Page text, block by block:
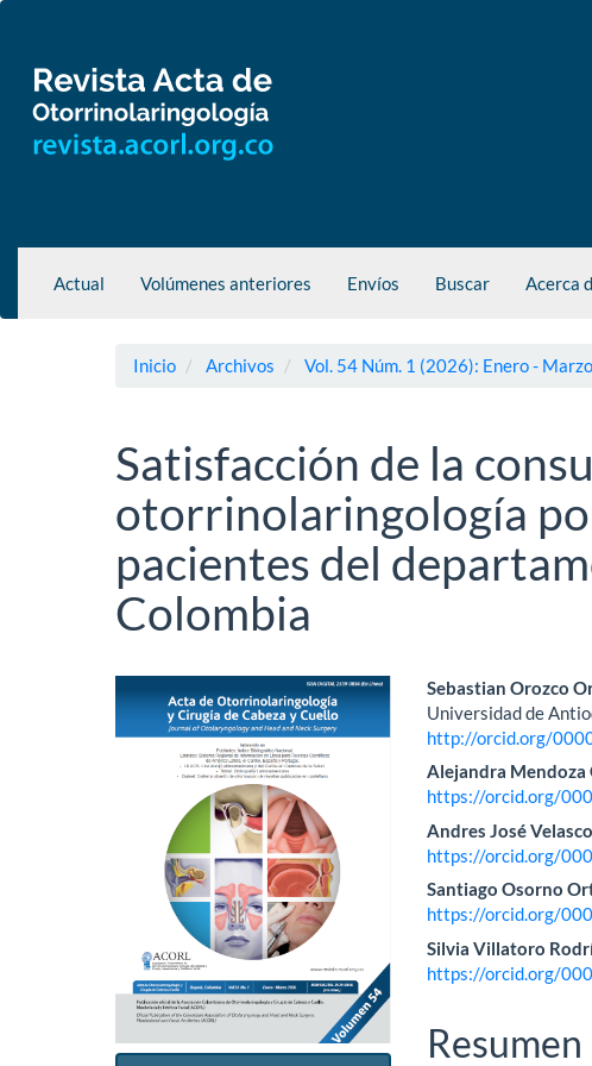
principal
Barra
lateral
Actual Volúmenes anteriores Envíos Buscar Acerca
Inicio Archivos Vol. 54 Núm. 1 (2026): Enero - Marzo
Satisfacción de la
otorrinolaringología
pacientes del
Colombia
Barra
lateral
artículo
principal
del
artículo
Sebastian Orozco
Universidad de
http://orcid.org/
Alejandra Mendoza
https://orcid.org/
Andres José
https://orcid.org/
Santiago Osorno
https://orcid.org/
Silvia Villatoro
https://orcid.org/
Resumen